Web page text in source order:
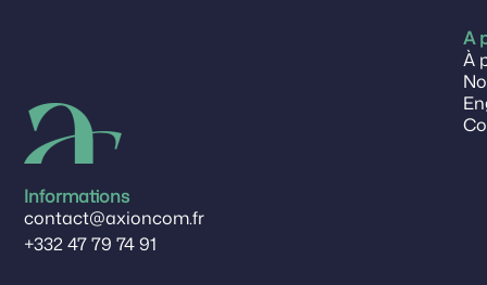
Informations
contact@axioncom.fr
+332 47 79 74 91
A
À